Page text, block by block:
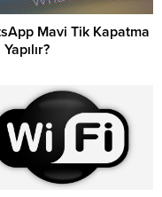
Mavi Tik Kapatma